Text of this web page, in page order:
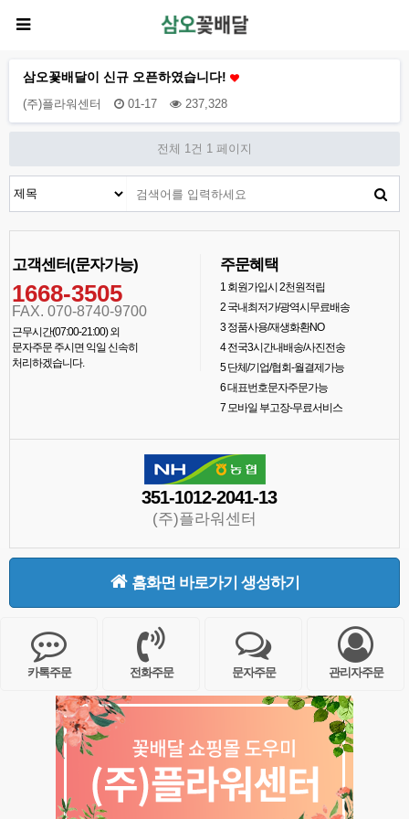
삼오꽃배달이 신규 오픈하였습니다!
(주)플라워센터 01-17 237,328
전체 1건 1 페이지
고객센터(문자가능)
1668-3505
FAX. 070-8740-9700
근무시간(07:00-21:00) 외
문자주문 주시면 익일 신속히
처리하겠습니다.
주문혜택
1회원가입시 2천원적립
2국내최저가/광역시무료배송
3정품사용/재생화환NO
4전국3시간내배송/사진전송
5단체/기업/협회-월결제가능
6대표번호문자주문가능
7모바일 부고장-무료서비스
351-1012-2041-13
(주)플라워센터
홈화면 바로가기 생성하기
카톡주문 전화주문 문자주문 관리자주문